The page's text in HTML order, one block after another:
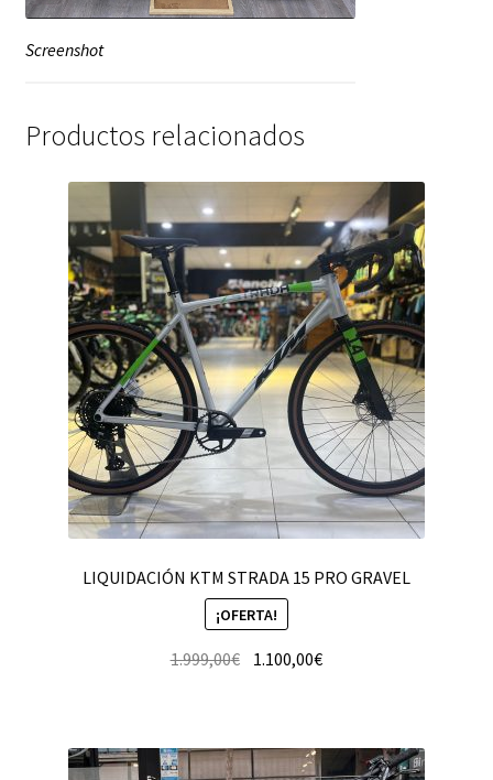
Screenshot
Productos relacionados
LIQUIDACIÓN KTM STRADA 15 PRO GRAVEL
¡OFERTA!
1.999,00€ 1.100,00€